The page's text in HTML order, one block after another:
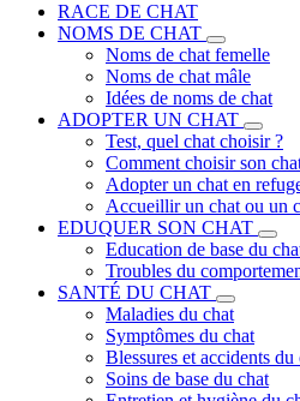
RACE DE CHAT
NOMS DE CHAT
Noms de chat femelle
Noms de chat mâle
Idées de noms de chat
ADOPTER UN CHAT
Test, quel chat choisir ?
Comment choisir son
Adopter un chat en
Accueillir un chat ou un
EDUQUER SON CHAT
Education de base du
Troubles du
SANTÉ DU CHAT
Maladies du chat
Symptômes du chat
Blessures et accidents du
Soins de base du chat